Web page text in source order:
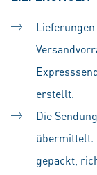
erstellt.
Die
übermittelt.
gepackt,